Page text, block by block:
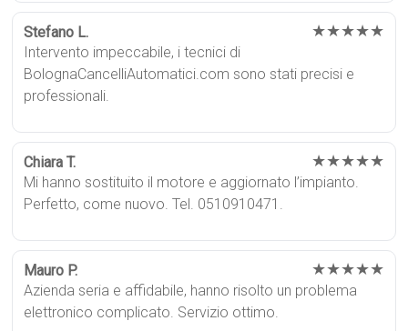
Stefano L. ★★★★★
Intervento impeccabile, i tecnici di
BolognaCancelliAutomatici.com sono stati precisi e
professionali.
Chiara T. ★★★★★
Mi hanno sostituito il motore e aggiornato l’impianto.
Perfetto, come nuovo. Tel. 0510910471.
Mauro P. ★★★★★
Azienda seria e affidabile, hanno risolto un problema
elettronico complicato. Servizio ottimo.